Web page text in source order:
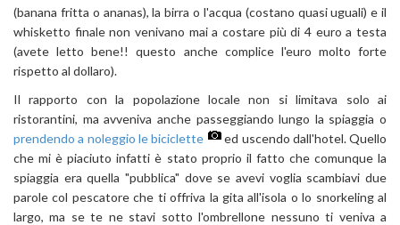
(banana fritta o ananas), la birra o l'acqua (costano quasi uguali) e il
whisketto finale non venivano mai a costare più di 4 euro a testa
(avete letto bene!! questo anche complice l'euro molto forte
rispetto al dollaro).
Il rapporto con la popolazione locale non si limitava solo ai
ristorantini, ma avveniva anche passeggiando lungo la spiaggia o
prendendo a noleggio le biciclette
ed uscendo dall'hotel. Quello
che mi è piaciuto infatti è stato proprio il fatto che comunque la
spiaggia era quella "pubblica" dove se avevi voglia scambiavi due
parole col pescatore che ti offriva la gita all'isola o lo snorkeling al
largo, ma se te ne stavi sotto l'ombrellone nessuno ti veniva a